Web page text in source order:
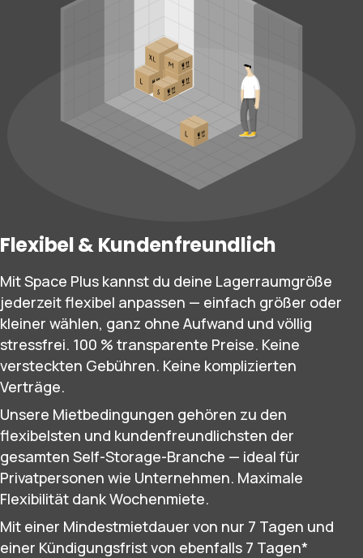
Flexibel & Kundenfreundlich
Mit Space Plus kannst du deine Lagerraumgröße
jederzeit flexibel anpassen — einfach größer oder
kleiner wählen, ganz ohne Aufwand und völlig
stressfrei. 100 % transparente Preise. Keine
versteckten Gebühren. Keine komplizierten
Verträge.
Unsere Mietbedingungen gehören zu den
flexibelsten und kundenfreundlichsten der
gesamten Self-Storage-Branche — ideal für
Privatpersonen wie Unternehmen. Maximale
Flexibilität dank Wochenmiete.
Mit einer Mindestmietdauer von nur 7 Tagen und
einer Kündigungsfrist von ebenfalls 7 Tagen*